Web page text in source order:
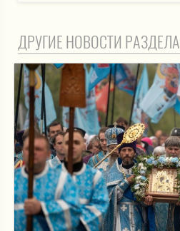
ДРУГИЕ НОВОСТИ РАЗДЕЛА